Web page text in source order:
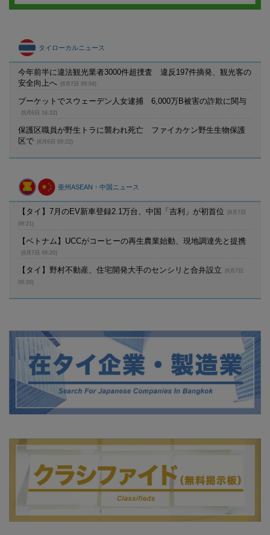
タイローカルニュース
今年前半に違法観光業者3000件超捜査 違反197件摘発、観光客の
安全向上へ
(8月7日 09:04)
プーケットでスウェーデン人女逮捕 6,000万B被害の詐欺に関与
(8月6日 16:22)
保護区職員が野生トラに襲われ死亡 ファイカケン野生生物保護
区で
(8月6日 09:22)
亜州ASEAN・中国ニュース
【タイ】7月のEV新車登録2.1万台、中国「吉利」が初首位
(8月7日
09:21)
【ベトナム】UCCがコーヒーの再生農業始動、現地調達先と提携
(8月7日 09:20)
【タイ】野村不動産、住宅開発大手のセンシリと合弁設立
(8月7日
09:20)